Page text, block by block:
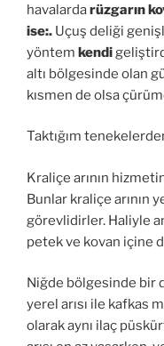
havalardarüzgarın
ise:. Uçuş deliği
yöntem kendi
altı bölgesinde olan
kısmen de olsa
Taktığım
Kraliçe arının
Bunlar kraliçe arının
görevlidirler. Haliyle
petek ve kovan içine
Niğde bölgesinde bir
yerel arısı ile kafkas
olarak aynı ilaç